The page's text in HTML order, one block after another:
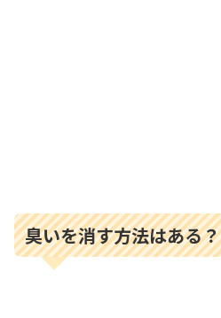
臭いを消す方法はある？